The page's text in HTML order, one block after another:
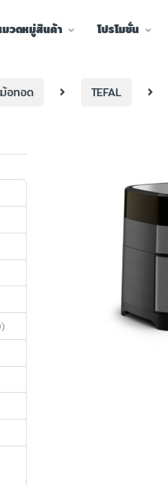
วดหมู่สินค้า โปรโมชั่น
ม้อทอด TEFAL